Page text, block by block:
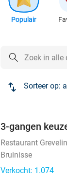
Populair
Sorteer op:
3-gangen
Restaurant
Bruinisse
Verkocht: 1.074